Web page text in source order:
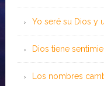
Yo seré su Dios y
Dios tiene
Los nombres